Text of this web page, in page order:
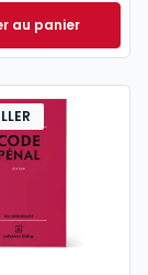
2027 à 189,00 €
au panier
Code de